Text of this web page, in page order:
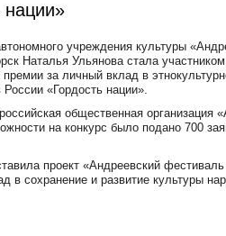
нации»
учреждения культуры
Наталья Ульянова стала
за личный вклад в
«Гордость нации».
общественная организация
на конкурс было подано 700
проект «Андреевский фестиваль
в сохранение и развитие культуры